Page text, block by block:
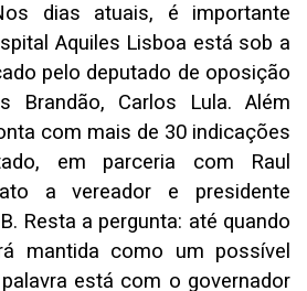
dias atuais, é importante
Aquiles Lisboa está sob a
pelo deputado de oposição
Brandão, Carlos Lula. Além
com mais de 30 indicações
em parceria com Raul
a vereador e presidente
Resta a pergunta: até quando
mantida como um possível
está com o governador